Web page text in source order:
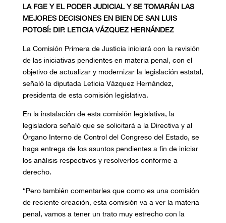
LA FGE Y EL PODER JUDICIAL YSE TOMARÁN LAS
MEJORES DECISIONES EN BIEN DE SAN LUIS
POTOSÍ: DIP. LETICIA VÁZQUEZ HERNÁNDEZ
L a Comisión Primera de Justicia iniciará con la revisión
de las iniciativas pendientes en materia penal, con el
objetivo de actualizar y modernizar la legislación estatal,
señaló la diputada Leticia Vázquez Hernández,
presidenta de esta comisión legislativa.
En la instalación de esta comisión legislativa, la
legisladora señaló que se solicitará a la Directiva y al
Órgano Interno de Control del Congreso del Estado, se
haga entrega de los asuntos pendientes a fin de iniciar
los análisis respectivos y resolverlos conforme a
derecho.
“Pero también comentarles que como es una comisión
de reciente creación, esta comisión va a ver la materia
penal, vamos a tener un trato muy estrecho con la